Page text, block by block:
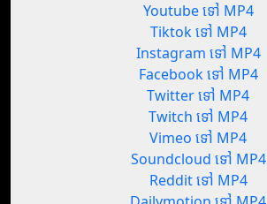
Youtube ទៅ MP4
Tiktok ទៅ MP4
Instagram ទៅ MP4
Facebook ទៅ MP4
Twitter ទៅ MP4
Twitch ទៅ MP4
Vimeo ទៅ MP4
Soundcloud ទៅ MP4
Reddit ទៅ MP4